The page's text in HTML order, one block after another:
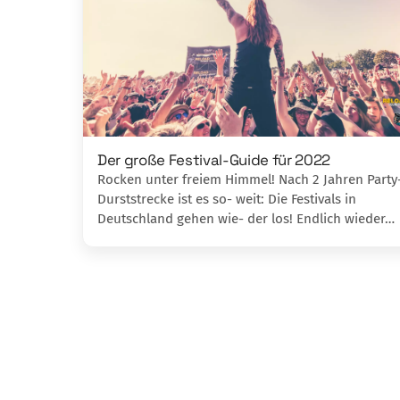
Der große Festival-Guide für 2022
Rocken unter freiem Himmel! Nach 2 Jahren
Durststrecke ist es so- weit: Die Festivals in
Deutschland gehen wie- der los! Endlich wieder…